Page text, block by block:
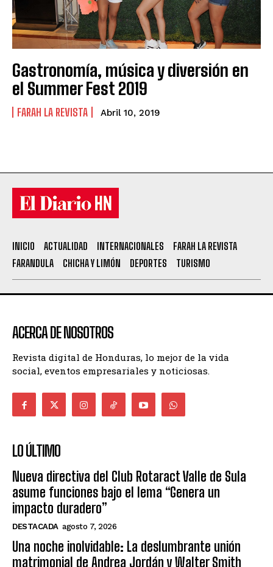
Gastronomía, música y diversión en
el Summer Fest 2019
FARAH LA REVISTA Abril 10, 2019
INICIO ACTUALIDAD INTERNACIONALES
FARAH LA REVISTA
FARANDULA
CHICHA Y LIMÓN DEPORTES TURISMO
ACERCA DE NOSOTROS
Revista digital de Honduras, lo mejor de la vida
social, eventos empresariales y noticiosas.
LO ÚLTIMO
Nueva directiva del Club Rotaract Valle de Sula
asume funciones bajo el lema “Genera un
impacto duradero”
DESTACADA agosto 7, 2026
Una noche inolvidable: La deslumbrante unión
matrimonial de Andrea Jordán y Walter Smith